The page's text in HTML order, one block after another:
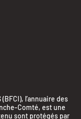
(BFCI), l’annuaire des
Comté, est une
sont protégés par